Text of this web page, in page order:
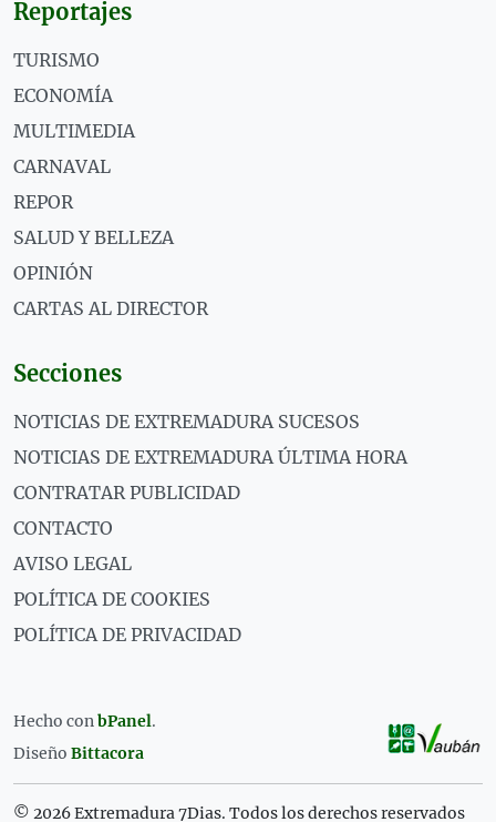
Reportajes
TURISMO
ECONOMÍA
MULTIMEDIA
CARNAVAL
REPOR
SALUD Y BELLEZA
OPINIÓN
CARTAS AL DIRECTOR
Secciones
NOTICIAS DE EXTREMADURA SUCESOS
NOTICIAS DE EXTREMADURA ÚLTIMA HORA
CONTRATAR PUBLICIDAD
CONTACTO
AVISO LEGAL
POLÍTICA DE COOKIES
POLÍTICA DE PRIVACIDAD
Hecho conbPanel.
Diseño Bittacora
© 2026 Extremadura 7Dias. Todos los derechos reservados